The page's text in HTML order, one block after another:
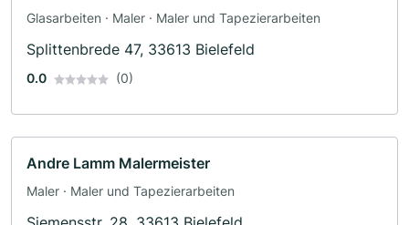
Glasarbeiten · Maler · Maler und Tapezierarbeiten
Splittenbrede 47, 33613 Bielefeld
0.0 (0)
Andre Lamm Malermeister
Maler · Maler und Tapezierarbeiten